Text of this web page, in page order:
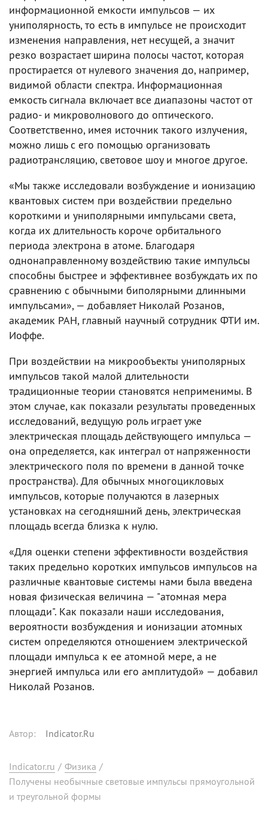
информационной емкости импульсов — их
униполярность, то есть в импульсе не происходит
изменения направления, нет несущей, а значит
резко возрастает ширина полосы частот, которая
простирается от нулевого значения до, например,
видимой области спектра. Информационная
емкость сигнала включает все диапазоны частот от
радио- и микроволнового до оптического.
Соответственно, имея источник такого излучения,
можно лишь с его помощью организовать
радиотрансляцию, световое шоу и многое другое.
«Мы также исследовали возбуждение и ионизацию
квантовых систем при воздействии предельно
короткими и униполярными импульсами света,
когда их длительность короче орбитального
периода электрона в атоме. Благодаря
однонаправленному воздействию такие импульсы
способны быстрее и эффективнее возбуждать их по
сравнению с обычными биполярными длинными
импульсами», — добавляет Николай Розанов,
академик РАН, главный научный сотрудник ФТИ им.
Иоффе.
При воздействии на микрообъекты униполярных
импульсов такой малой длительности
традиционные теории становятся неприменимы. В
этом случае, как показали результаты проведенных
исследований, ведущую роль играет уже
электрическая площадь действующего импульса —
она определяется, как интеграл от напряженности
электрического поля по времени в данной точке
пространства). Для обычных многоцикловых
импульсов, которые получаются в лазерных
установках на сегодняшний день, электрическая
площадь всегда близка к нулю.
«Для оценки степени эффективности воздействия
таких предельно коротких импульсов импульсов на
различные квантовые системы нами была введена
новая физическая величина — "атомная мера
площади". Как показали наши исследования,
вероятности возбуждения и ионизации атомных
систем определяются отношением электрической
площади импульса к ее атомной мере, а не
энергией импульса или его амплитудой» — добавил
Николай Розанов.
Автор: Indicator.Ru
Indicator.ru / Физика /
Получены необычные световые импульсы прямоугольной
и треугольной формы